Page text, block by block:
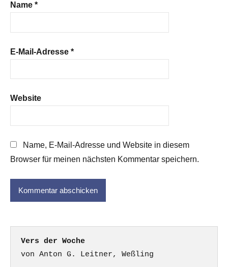
Name *
E-Mail-Adresse *
Website
Name, E-Mail-Adresse und Website in diesem
Browser für meinen nächsten Kommentar speichern.
Vers der Woche